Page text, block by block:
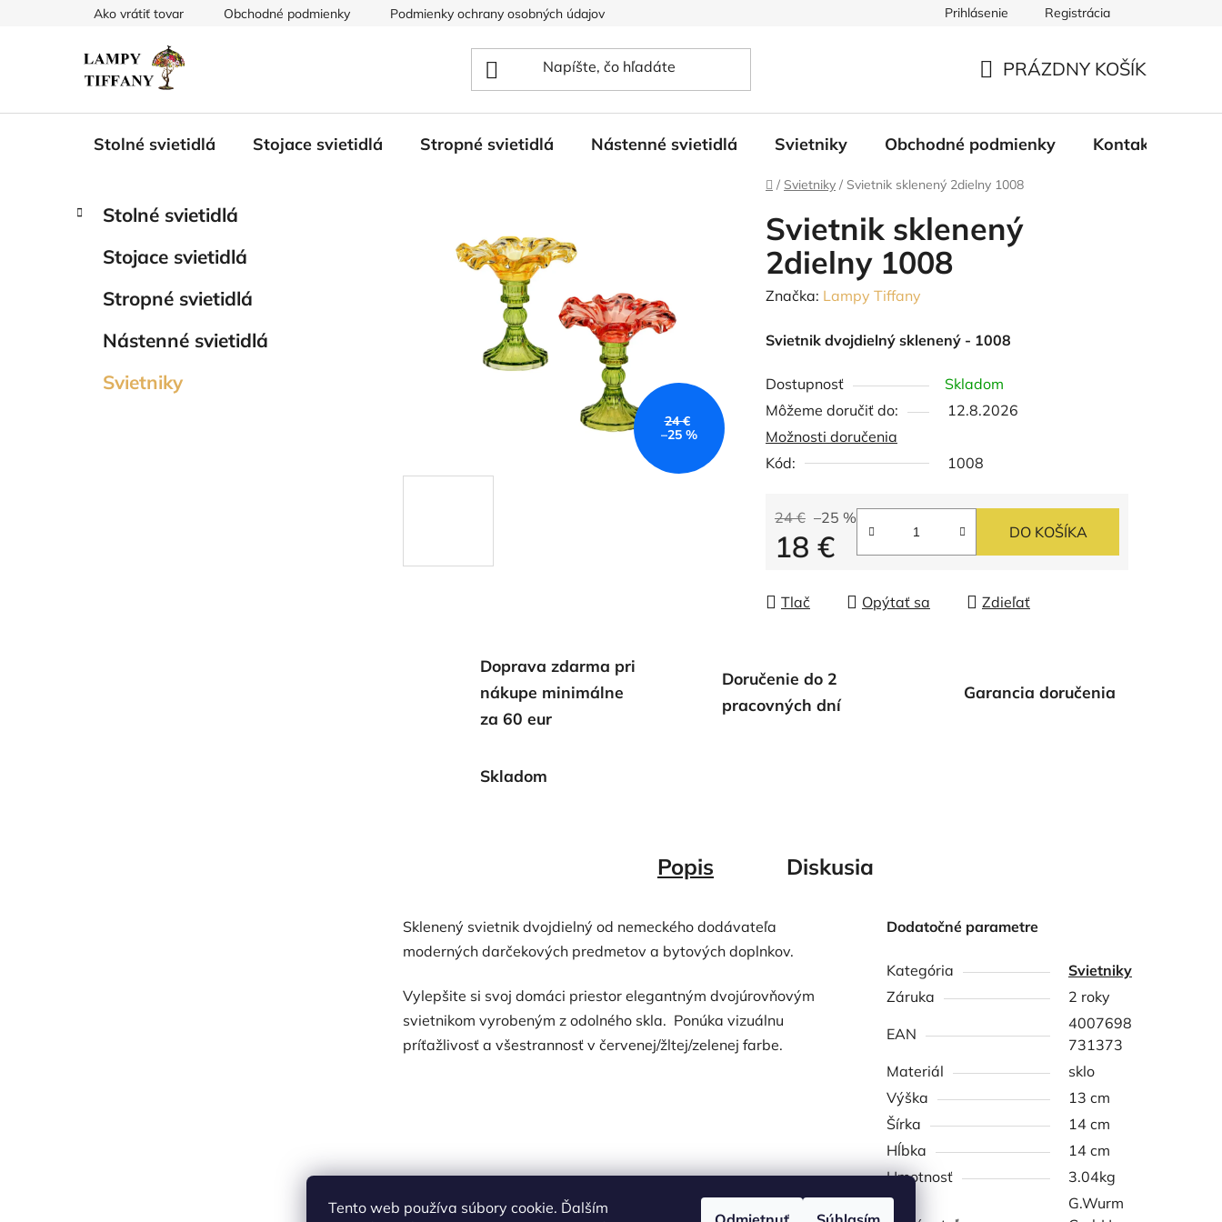
Tento web používa súbory cookie. Ďalším
Ako vrátiť tovar Obchodné podmienky Podmienky ochrany osobných údajov Prihlásenie Registrácia
KOŠÍK
PRÁZDNY KOŠÍK
Stolné svietidlá Stojace svietidlá Stropné svietidlá Nástenné svietidlá Svietniky Obchodné podmienky Kontakty
Domov
/ Svietniky / Svietnik sklenený 2dielny 1008
B
kategórie
a
Stolné svietidlá
Stojace svietidlá
Stropné svietidlá
Nástenné svietidlá
Svietniky
Svietnik sklenený
2dielny 1008
Značka: Lampy Tiffany
Svietnik dvojdielný sklenený - 1008
Dostupnosť
Skladom
Môžeme doručiť do:
12.8.2026
Možnosti doručenia
Kód:
1008
24 € –25 %
18 € DO KOŠÍKA
Tlač Opýtať sa Zdieľať
24 €
–25 %
Doprava zdarma pri
nákupe minimálne
za 60 eur
Doručenie do 2
pracovných dní
Garancia doručenia
Skladom
Popis Diskusia
Sklenený svietnik dvojdielný od nemeckého dodávateľa
moderných darčekových predmetov a bytových doplnkov.
Vylepšite si svoj domáci priestor elegantným dvojúrovňovým
svietnikom vyrobeným z odolného skla. Ponúka vizuálnu
príťažlivosť a všestrannosť v červenej/žltej/zelenej farbe.
Dodatočné parametre
Kategória
Svietniky
Záruka
2 roky
EAN
4007698
731373
Materiál
sklo
Výška
13 cm
Šírka
14 cm
Hĺbka
14 cm
Hmotnosť
3.04kg
G.Wurm